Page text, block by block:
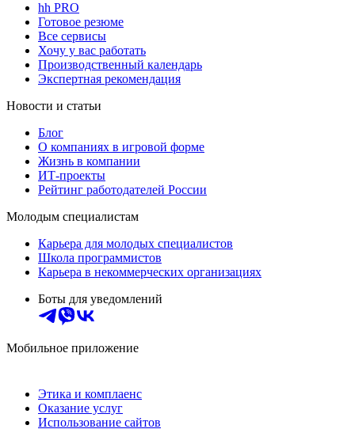
hh PRO
Готовое резюме
Все сервисы
Хочу у вас работать
Производственный календарь
Экспертная рекомендация
Новости и статьи
Блог
О компаниях в игровой форме
Жизнь в компании
ИТ-проекты
Рейтинг работодателей России
Молодым специалистам
Карьера для молодых специалистов
Школа программистов
Карьера в некоммерческих организациях
Боты для уведомлений
Мобильное приложение
Этика и комплаенс
Оказание услуг
Использование сайтов